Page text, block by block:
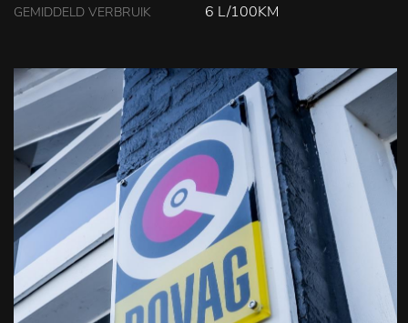
GEMIDDELD VERBRUIK 6 L/100KM